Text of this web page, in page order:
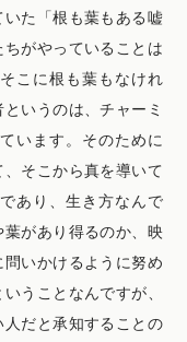
た「根も葉もある嘘
がやっていることは
こに根も葉もなけれ
いうのは、チャーミ
います。そのために
そこから真を導いて
あり、生き方なんで
があり得るのか、映
いかけるように努め
うことなんですが、
だと承知することの